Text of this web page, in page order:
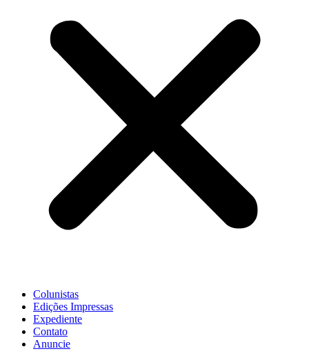
Colunistas
Edições Impressas
Expediente
Contato
Anuncie